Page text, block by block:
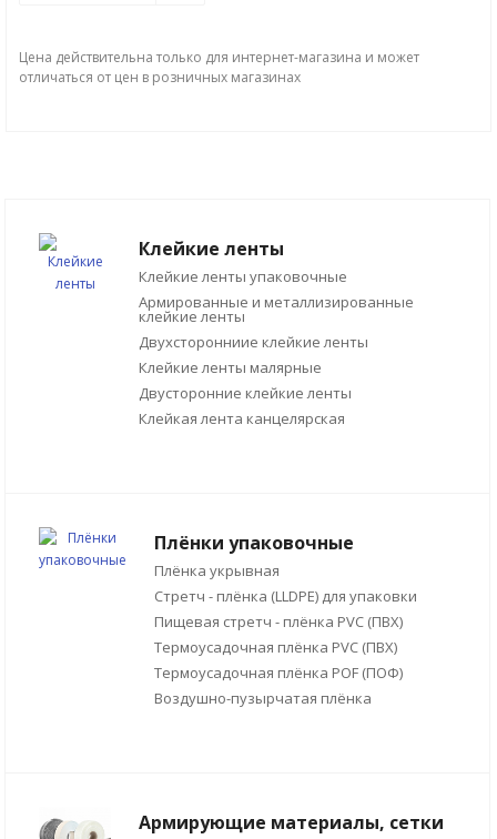
Цена действительна только для интернет-магазина и может
отличаться от цен в розничных магазинах
Клейкие ленты
Клейкие ленты упаковочные
Армированные и металлизированные
клейкие ленты
Двухсторонниие клейкие ленты
Клейкие ленты малярные
Двусторонние клейкие ленты
Клейкая лента канцелярская
Плёнки упаковочные
Плёнка укрывная
Стретч - плёнка (LLDPE) для упаковки
Пищевая стретч - плёнка PVC (ПВХ)
Термоусадочная плёнка PVC (ПВХ)
Термоусадочная плёнка POF (ПОФ)
Воздушно-пузырчатая плёнка
Армирующие материалы, сетки